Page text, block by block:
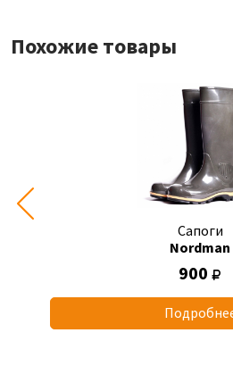
Похожие товары
Сапоги
Nordman
900